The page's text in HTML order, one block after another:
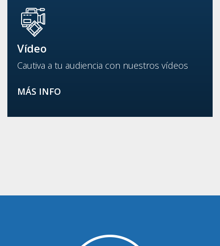
Vídeo
Cautiva a tu audiencia con nuestros vídeos
MÁS INFO